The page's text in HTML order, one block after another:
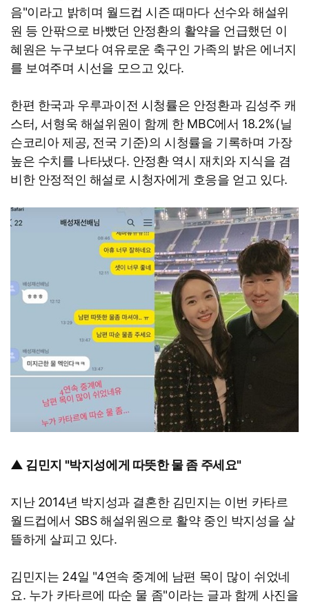
음"이라고 밝히며 월드컵 시즌 때마다 선수와 해설위
원 등 안팎으로 바빴던 안정환의 활약을 언급했던 이
혜원은 누구보다 여유로운 축구인 가족의 밝은 에너지
를 보여주며 시선을 모으고 있다.
한편 한국과 우루과이전 시청률은 안정환과 김성주 캐
스터, 서형욱 해설위원이 함께 한 MBC에서 18.2%(닐
슨코리아 제공, 전국 기준)의 시청률을 기록하며 가장
높은 수치를 나타냈다. 안정환 역시 재치와 지식을 겸
비한 안정적인 해설로 시청자에게 호응을 얻고 있다.
▲ 김민지 "박지성에게 따뜻한 물 좀 주세요"
지난 2014년 박지성과 결혼한 김민지는 이번 카타르
월드컵에서 SBS 해설위원으로 활약 중인 박지성을 살
뜰하게 살피고 있다.
김민지는 24일 "4연속 중계에 남편 목이 많이 쉬었네
요. 누가 카타르에 따순 물 좀"이라는 글과 함께 사진을